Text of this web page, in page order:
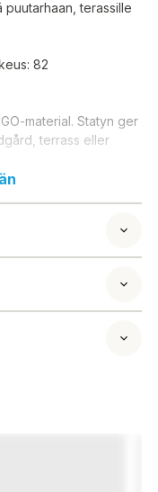
puutarhaan, terassille
82
material. Statyn ger
terrass eller